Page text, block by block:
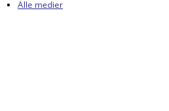
Alle medier